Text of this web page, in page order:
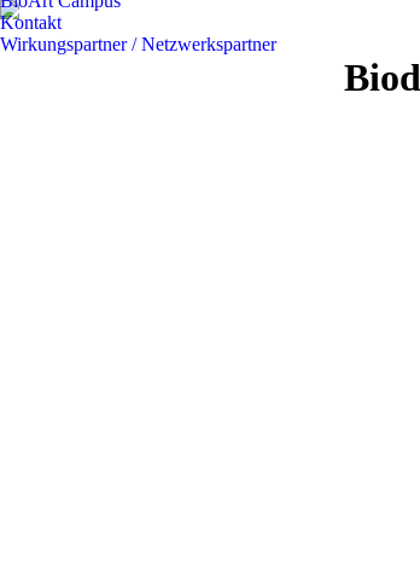
Kontakt
Wirkungspartner / Netzwerkspartner